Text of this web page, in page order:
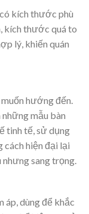
kích thước phù
kích thước quá to
lý, khiến quán
hướng đến.
mẫu bàn
tinh tế, sử dụng
cách hiện đại lại
sang trọng.
áp, dùng để khắc